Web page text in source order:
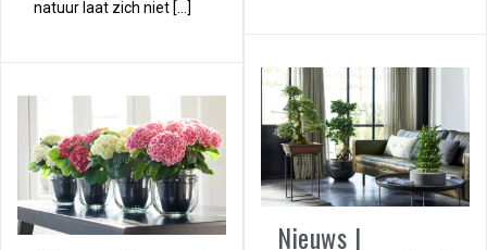
natuur laat zich niet […]
Nieuws |